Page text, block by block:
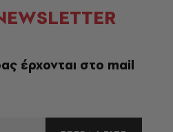
έρχονται στο mail